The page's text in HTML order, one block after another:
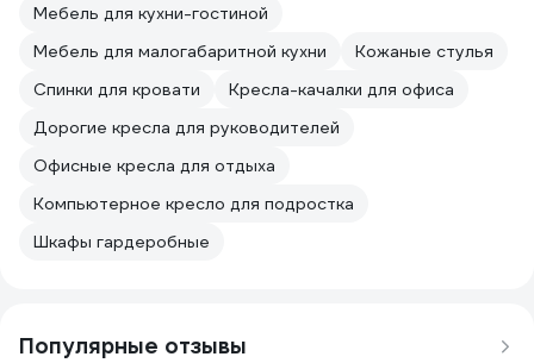
Мебель для кухни-гостиной
Мебель для малогабаритной кухни
Кожаные стулья
Спинки для кровати
Кресла-качалки для офиса
Дорогие кресла для руководителей
Офисные кресла для отдыха
Компьютерное кресло для подростка
Шкафы гардеробные
Популярные отзывы